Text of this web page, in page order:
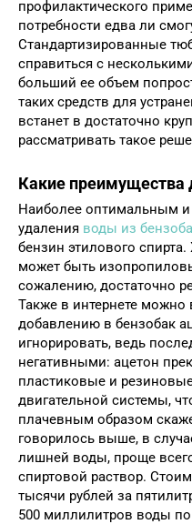
профилактического
потребности едва ли
Стандартизированные
справиться с
больший ее объем
таких средств для
встанет в достаточно
рассматривать такое
Какие преимущества
Наиболее оптимальным
удаления воды из
бензин этилового
может быть
сожалению, достаточно
Также в интернете можно
добавлению в бензобак
игнорировать, ведь
негативными: ацетон
пластиковые и
двигательной системы,
плачевным образом
говорилось выше, в
лишней воды, проще
спиртовой раствор.
тысячи рублей за
500 миллилитров воды